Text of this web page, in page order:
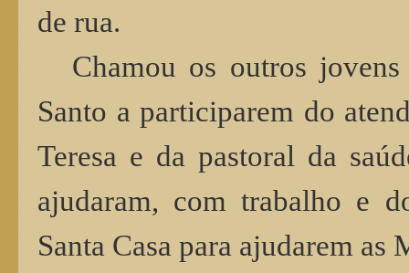
de rua.
Chamou os outros
Santo a participarem do
Teresa e da pastoral da
ajudaram, com trabalho e
Santa Casa para ajudarem as